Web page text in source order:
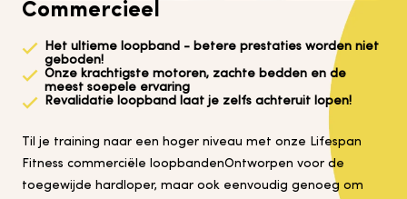
Commercieel
Het ultieme loopband - betere prestaties worden niet
geboden!
Onze krachtigste motoren, zachte bedden en de
meest soepele ervaring
Revalidatie loopband laat je zelfs achteruit lopen!
Til je training naar een hoger niveau met onze Lifespan
Fitness commerciële loopbandenOntworpen voor de
toegewijde hardloper, maar ook eenvoudig genoeg om